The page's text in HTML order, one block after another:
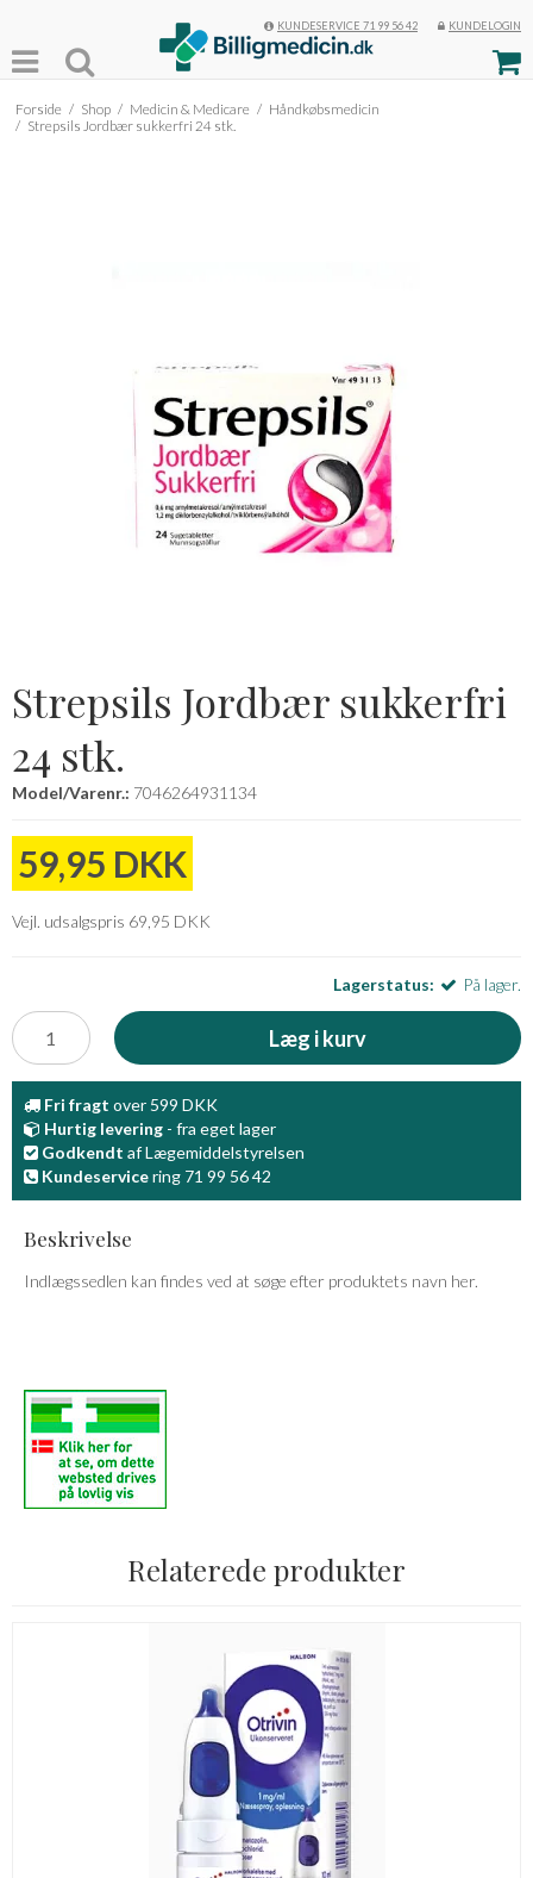
KUNDESERVICE 71 99 56 42 KUNDELOGIN
Forside / Shop / Medicin & Medicare / Håndkøbsmedicin
/ Strepsils Jordbær sukkerfri 24 stk.
Strepsils Jordbær sukkerfri
24 stk.
Model/Varenr.: 7046264931134
59,95 DKK
Vejl. udsalgspris 69,95 DKK
Lagerstatus: På lager.
Læg i kurv
Fri fragt over 599 DKK
Hurtig levering - fra eget lager
Godkendt af Lægemiddelstyrelsen
Kundeservicering 71 99 56 42
Beskrivelse
Indlægssedlen kan findes ved at søge efter produktets navn her.
Relaterede produkter